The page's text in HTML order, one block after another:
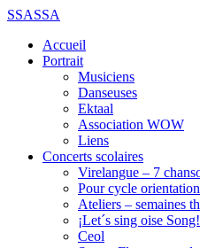
SSASSA
Accueil
Portrait
Musiciens
Danseuses
Ektaal
Association WOW
Liens
Concerts scolaires
Virelangue – 7
Pour cycle orientation
Ateliers – semaines
¡Let´s sing oise Song!
Ceol